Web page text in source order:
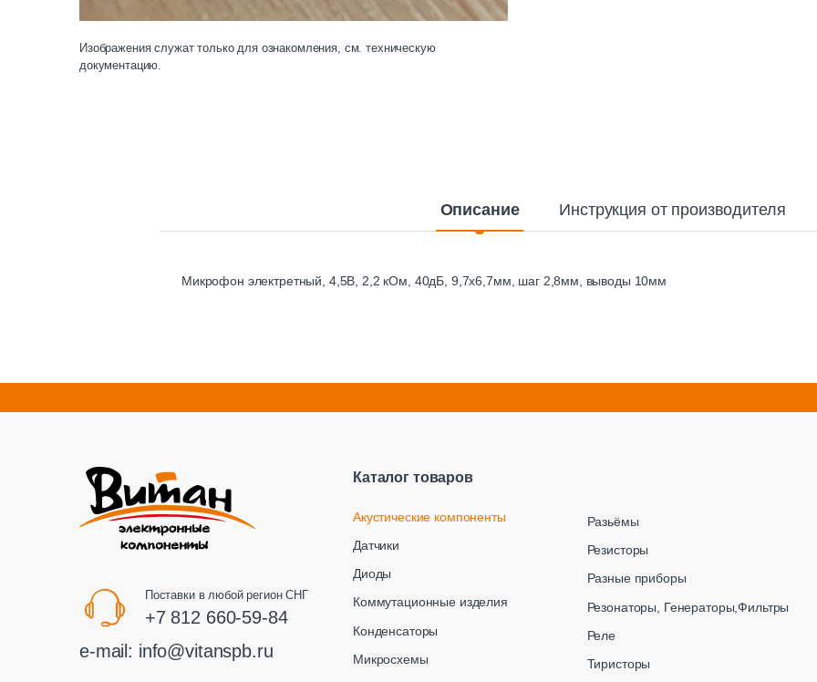
Изображения служат только для ознакомления, см. техническую
документацию.
Описание Инструкция от производителя
Микрофон электретный, 4,5В, 2,2 кОм, 40дБ, 9,7х6,7мм, шаг 2,8мм, выводы 10мм
Поставки в любой регион СНГ
+7 812 660-59-84
e-mail: info@vitanspb.ru
Каталог товаров
Акустические компоненты
Датчики
Диоды
Коммутационные изделия
Конденсаторы
Микросхемы
Разьёмы
Резисторы
Разные приборы
Резонаторы, Генераторы,Фильтры
Реле
Тиристоры